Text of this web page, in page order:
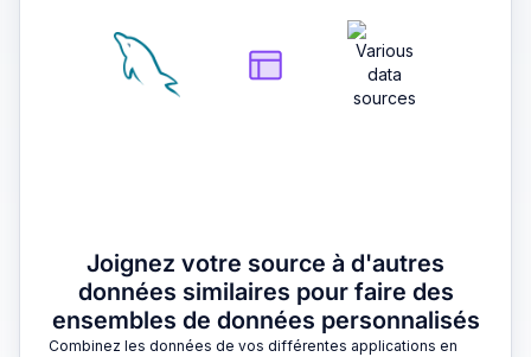
Joignez votre source à d'autres
données similaires pour faire des
ensembles de données personnalisés
Combinez les données de vos différentes applications en